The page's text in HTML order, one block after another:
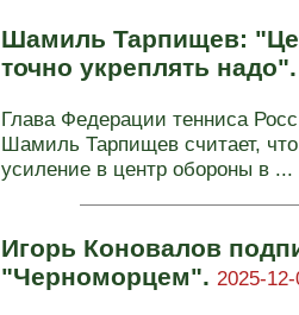
Шамиль Тарпищев:
точно укреплять
Глава Федерации тенниса
Шамиль Тарпищев считает,
усиление в центр обороны в ...
Игорь Коновалов
"Черноморцем". 2025-